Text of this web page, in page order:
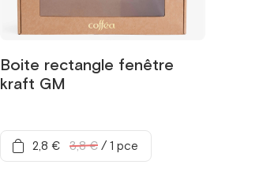
Boite rectangle fenêtre
kraft GM
2,8 € 3,8 € /1 pce